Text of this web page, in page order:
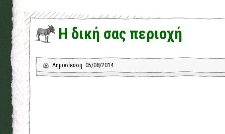
Η δική σας περιοχή
Δημοσίευση: 05/08/2014